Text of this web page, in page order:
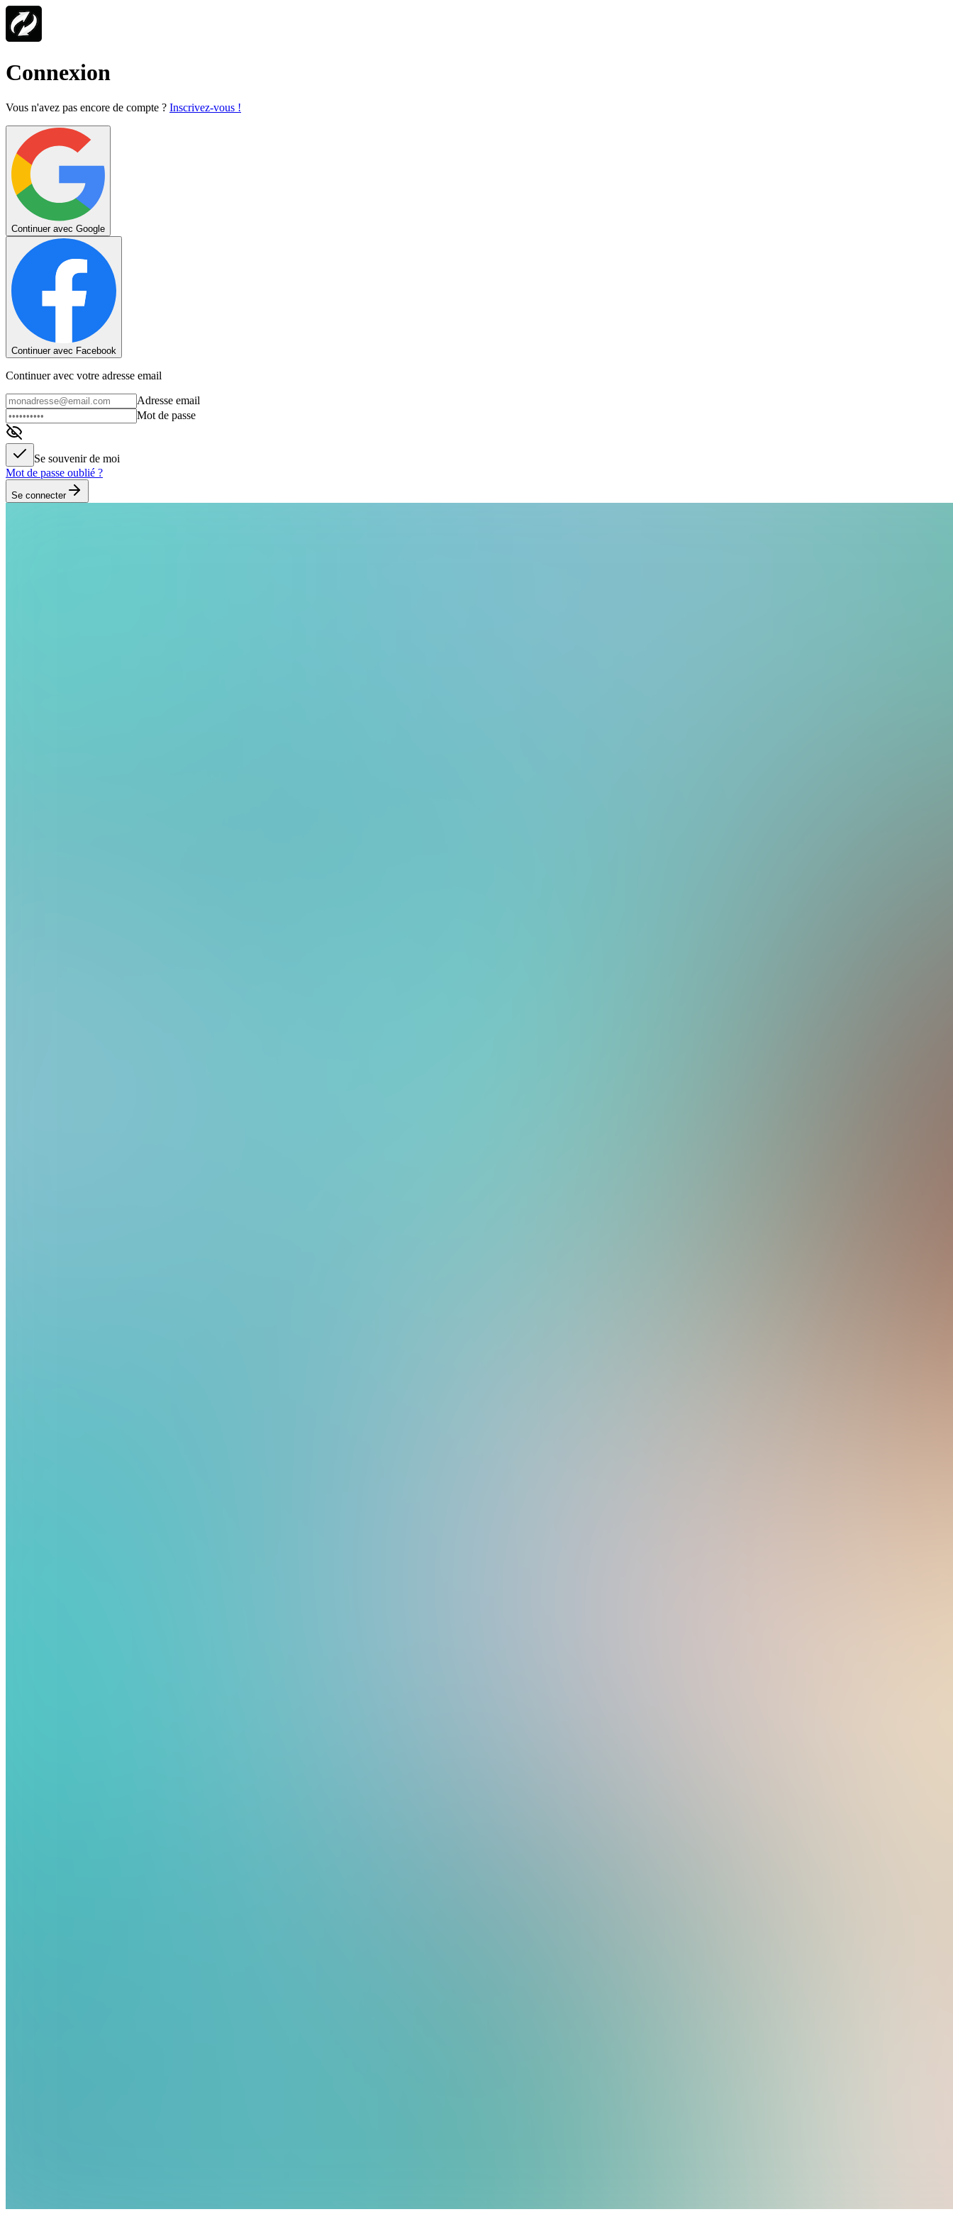
Connexion
Vous n'avez pas encore de compte ? Inscrivez-vous !
Continuer avec Google
Continuer avec Facebook
Continuer avec votre adresse email
Adresse email
Mot de passe
Se souvenir de moi
Mot de passe oublié ?
Se connecter